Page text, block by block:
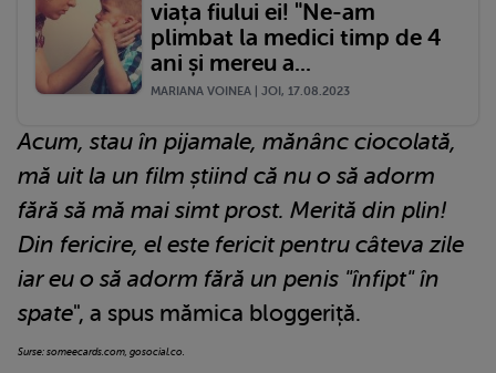
viața fiului ei! "Ne-am
plimbat la medici timp de 4
ani și mereu a...
MARIANA VOINEA | JOI, 17.08.2023
Acum, stau în pijamale, mănânc ciocolată,
mă uit la un film știind că nu o să adorm
fără să mă mai simt prost. Merită din plin!
Din fericire, el este fericit pentru câteva zile
iar eu o să adorm fără un penis "înfipt" în
spate", a spus mămica bloggeriță.
Surse: someecards.com, gosocial.co.